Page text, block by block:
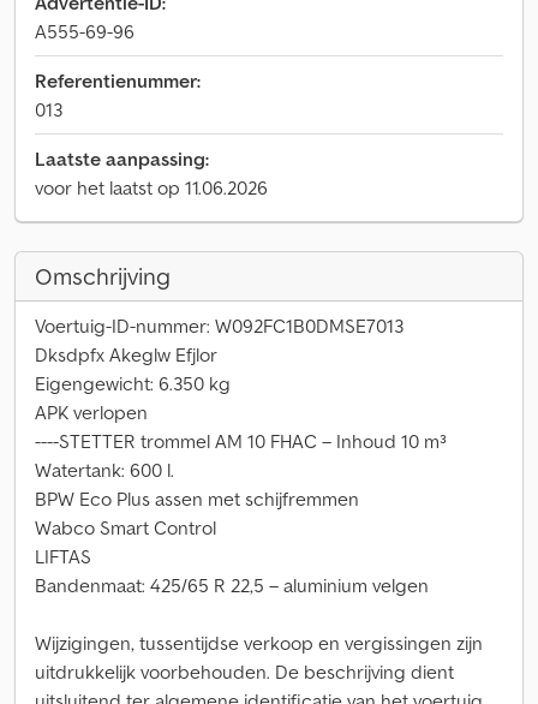
A555-69-96
Referentienummer:
013
Laatste aanpassing:
voor het laatst op 11.06.2026
Omschrijving
Voertuig-ID-nummer: W092FC1B0DMSE7013
Dksdpfx Akeglw Efjlor
Eigengewicht: 6.350 kg
APK verlopen
----STETTER trommel AM 10 FHAC – Inhoud 10 m³
Watertank: 600 l.
BPW Eco Plus assen met schijfremmen
Wabco Smart Control
LIFTAS
Bandenmaat: 425/65 R 22,5 – aluminium velgen
Wijzigingen, tussentijdse verkoop en vergissingen zijn
uitdrukkelijk voorbehouden. De beschrijving dient